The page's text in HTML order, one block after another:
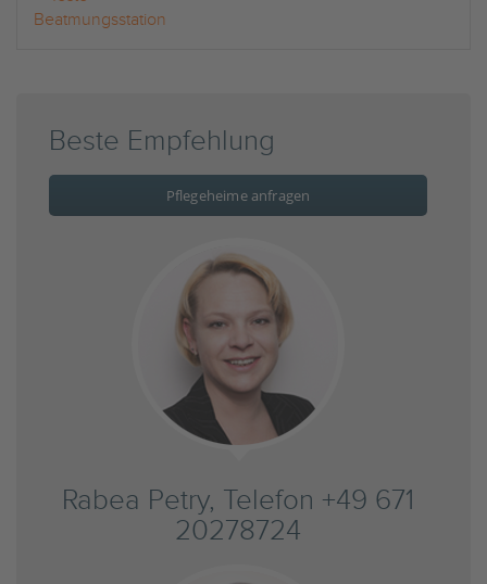
Beatmungsstation
Beste Empfehlung
Pflegeheime anfragen
Rabea Petry, Telefon +49 671
20278724